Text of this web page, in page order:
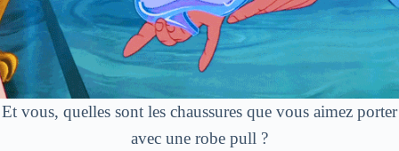
Et vous, quelles sont les chaussures que vous aimez porter
avec une robe pull ?